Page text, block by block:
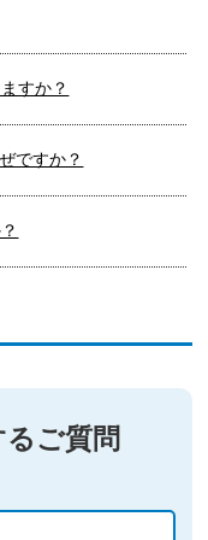
すか？
ですか？
ご質問